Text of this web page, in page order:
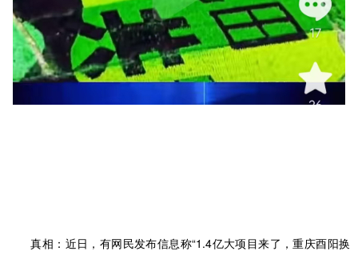
真相： 近日，有网民发布信息称“1.4亿大项目来了，重庆酉阳换